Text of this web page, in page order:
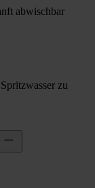
abwischbar
zu